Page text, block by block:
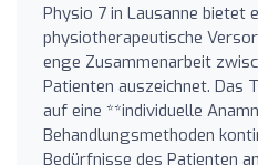
Physio 7 in Lausanne bietet
physiotherapeutische
enge Zusammenarbeit
Patienten auszeichnet. Das
auf eine **individuelle
Behandlungsmethoden
Bedürfnisse des Patienten